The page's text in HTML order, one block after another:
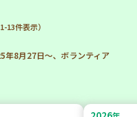
13件表示）
年8月27日～、ボランティア